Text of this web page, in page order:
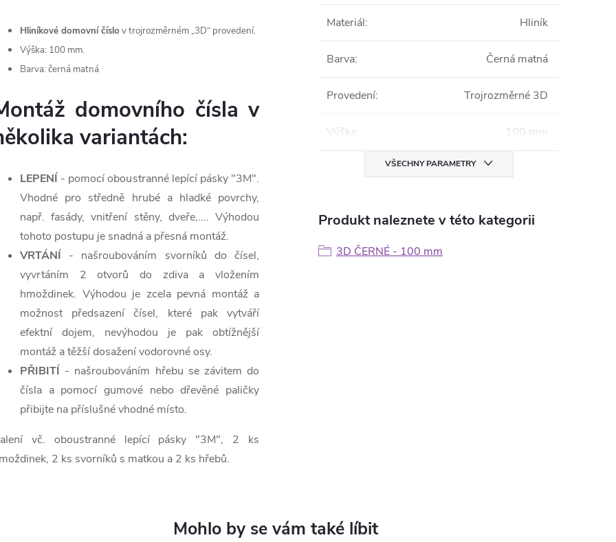
Hliníkové domovní číslo v trojrozměrném „3D“ provedení.
Výška: 100 mm.
Barva: černá matná
domovního čísla v
variantách:
LEPENÍ - pomocí oboustranné lepící pásky "3M".
Vhodné pro středně hrubé a hladké povrchy,
např. fasády, vnitření stěny, dveře,.... Výhodou
tohoto postupu je snadná a přesná montáž.
VRTÁNÍ - našroubováním svorníků do čísel,
vyvrtáním 2 otvorů do zdiva a vložením
hmoždinek. Výhodou je zcela pevná montáž a
možnost předsazení čísel, které pak vytváří
efektní dojem, nevýhodou je pak obtížnější
montáž a těžší dosažení vodorovné osy.
PŘIBITÍ - našroubováním hřebu se závitem do
čísla a pomocí gumové nebo dřevěné paličky
přibijte na příslušné vhodné místo.
vč. oboustranné lepící pásky "3M", 2 ks
2 ks svorníků s matkou a 2 ks hřebů.
Materiál: Hliník
Barva: Černá matná
Provedení: Trojrozměrné 3D
Výška: 100 mm
VŠECHNY PARAMETRY
Produkt naleznete v této kategorii
3D ČERNÉ - 100 mm